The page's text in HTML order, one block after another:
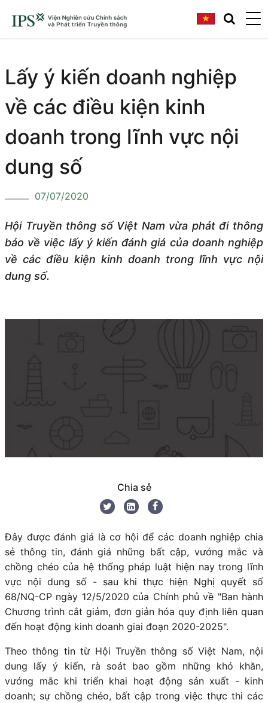
Lấy ý kiến doanh nghiệp
về các điều kiện kinh
doanh trong lĩnh vực nội
dung số
07/07/2020
Hội Truyền thông số Việt Nam vừa phát đi thông
báo về việc lấy ý kiến đánh giá của doanh nghiệp
về các điều kiện kinh doanh trong lĩnh vực nội
dung số.
Chia sẻ
Đây được đánh giá là cơ hội để các doanh nghiệp chia
sẻ thông tin, đánh giá những bất cập, vướng mắc và
chồng chéo của hệ thống pháp luật hiện nay trong lĩnh
vực nội dung số - sau khi thực hiện Nghị quyết số
68/NQ-CP ngày 12/5/2020 của Chính phủ về "Ban hành
Chương trình cắt giảm, đơn giản hóa quy định liên quan
đến hoạt động kinh doanh giai đoạn 2020-2025".
Theo thông tin từ Hội Truyền thông số Việt Nam, nội
dung lấy ý kiến, rà soát bao gồm những khó khăn,
vướng mắc khi triển khai hoạt động sản xuất - kinh
doanh; sự chồng chéo, bất cập trong việc thực thi các